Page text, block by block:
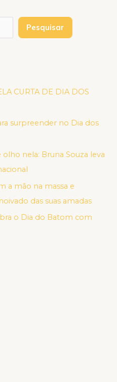
Pesquisar
CURTA DE DIA DOS
surpreender no Dia dos
nela: Bruna Souza leva
a mão na massa e
das suas amadas
o Dia do Batom com